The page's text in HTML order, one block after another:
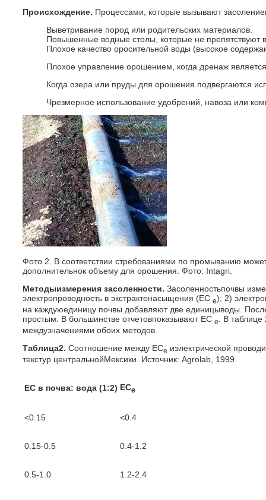
Происхождение. Процессами, которые вызывают
Выветривание пород или родительских материалов.
Повышенные водные столы, которые не
Плохое качество оросительной воды (высокое
Плохое управление орошением, когда дренаж
Когда озера или пруды для орошения подвергаются
Чрезмерное использование удобрений, навоза или
Фото 2. В соответствии стребованиями по промыванию
дополнительнок объему для орошения. Фото: Intagri.
Методыизмерения засоленности. Засоленностьпочвы
электропроводность в экстрактенасыщения (ЕС е); 2)
на каждуюединицу почвы добавляют две единицыводы.
простым. В большинстве отчетовпоказывают ЕС е
. В
междузначениями обоих методов.
Таблица2. Соотношение между ЕСе иэлектрической
текстур центральнойМексики. Источник: Agrolab, 1999.
ЕС в почва: вода (1:2) ЕСе
<0.15 <0.4
0.15-0.5 0.4-1.2
0.5-1.0 1.2-2.4